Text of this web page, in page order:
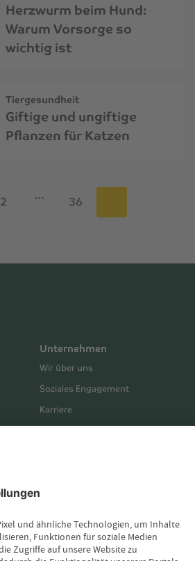
Herzwurm beim Hund:
Warum Vorsorge so
wichtig ist
Tiergesundheit
Giftige und ungiftige
Pflanzen für Katzen
2 … 36
Unternehmen
Wir über uns
Soziales Engagement
Karriere